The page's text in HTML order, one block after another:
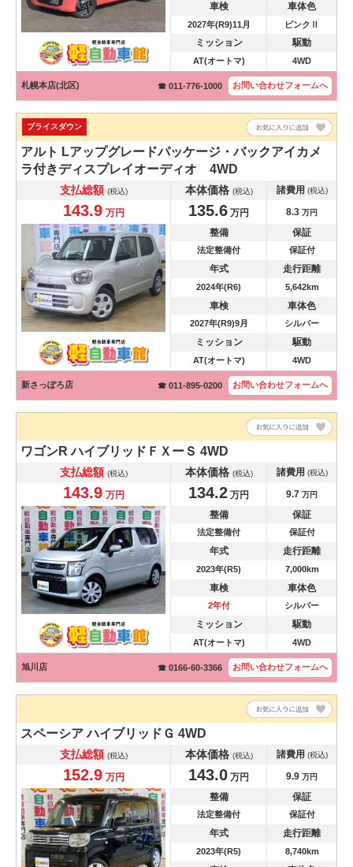
車検 車体色
2027年(R9)11月 ピンクⅡ
ミッション 駆動
AT(オートマ) 4WD
札幌本店(北区) ☎ 011-776-1000 お問い合わせフォームへ
プライスダウン
アルト Lアップグレードパッケージ・バックアイカメ
ラ付きディスプレイオーディオ 4WD
支払総額 (税込) 本体価格 (税込) 諸費用 (税込)
143.9 万円 135.6 万円 8.3 万円
整備 保証
法定整備付 保証付
年式 走行距離
2024年(R6) 5,642km
車検 車体色
2027年(R9)9月 シルバー
ミッション 駆動
AT(オートマ) 4WD
新さっぽろ店 ☎ 011-895-0200 お問い合わせフォームへ
ワゴンRハイブリッドＦＸーＳ 4WD
支払総額 (税込) 本体価格 (税込) 諸費用 (税込)
143.9 万円 134.2 万円 9.7 万円
整備 保証
法定整備付 保証付
年式 走行距離
2023年(R5) 7,000km
車検 車体色
2年付 シルバー
ミッション 駆動
AT(オートマ) 4WD
旭川店 ☎ 0166-60-3366 お問い合わせフォームへ
スペーシアハイブリッドＧ 4WD
支払総額 (税込) 本体価格 (税込) 諸費用 (税込)
152.9 万円 143.0 万円 9.9 万円
整備 保証
法定整備付 保証付
年式 走行距離
2023年(R5) 8,740km